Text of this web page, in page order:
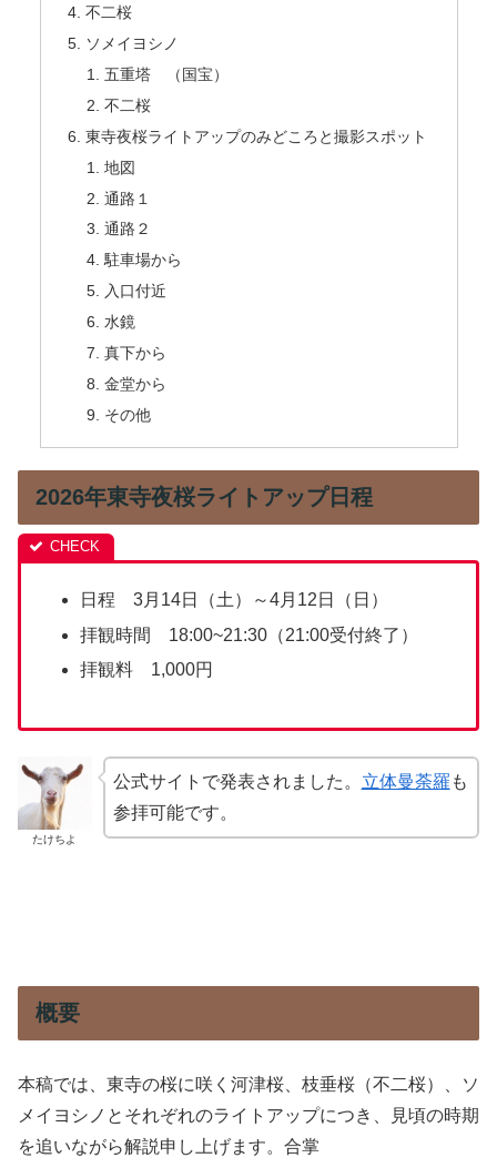
不二桜
ソメイヨシノ
五重塔 （国宝）
不二桜
東寺夜桜ライトアップのみどころと撮影スポット
地図
通路１
通路２
駐車場から
入口付近
水鏡
真下から
金堂から
その他
2026年東寺夜桜ライトアップ日程
日程 3月14日（土）～4月12日（日）
拝観時間 18:00~21:30（21:00受付終了）
拝観料 1,000円
たけちよ
公式サイトで発表されました。 立体曼荼羅 も
参拝可能です。
概要
本稿では、東寺の桜に咲く河津桜、枝垂桜（不二桜）、ソ
メイヨシノとそれぞれのライトアップにつき、見頃の時期
を追いながら解説申し上げます。合掌